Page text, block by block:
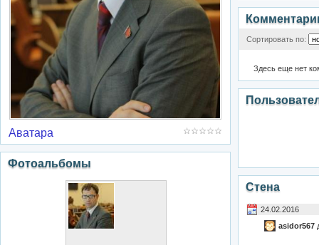
Аватара
Фотоальбомы
Сортировать по:
Здесь еще нет
Стена
24.02.2016
asidor567